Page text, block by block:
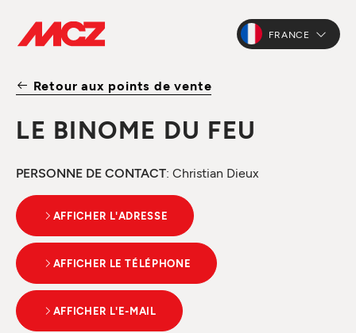
FRANCE
Retour aux points de vente
LE BINOME DU FEU
PERSONNE DE CONTACT: Christian Dieux
AFFICHER L'ADRESSE
AFFICHER LE TÉLÉPHONE
AFFICHER L'E-MAIL